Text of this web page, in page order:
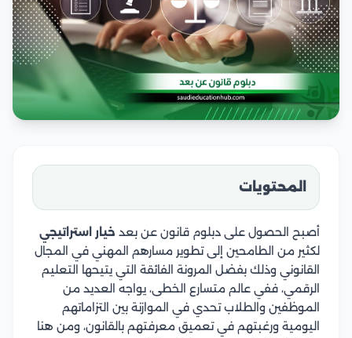
المحتويات
أصبح الحصول على دبلوم قانون عن بعد خيار استراتيجي
لكثير من الطامحين إلى تطوير مسارهم المهني في المجال
القانوني وذلك بفضل المرونة الفائقة التي يتيحها التعليم
الرقمي، ففي عالم متسارع الخطى، يواجه العديد من
الموظفين والطلاب تحدي في الموازنة بين التزاماتهم
اليومية ورغبتهم في تعميق معرفتهم بالقانون، ومن هنا